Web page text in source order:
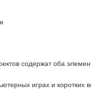
содержат оба
играх и коротких